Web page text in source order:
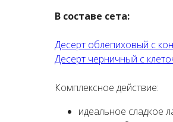
В составе сета:
Десерт облепиховый с
Десерт черничный с
Комплексное действие:
идеальное сладкое